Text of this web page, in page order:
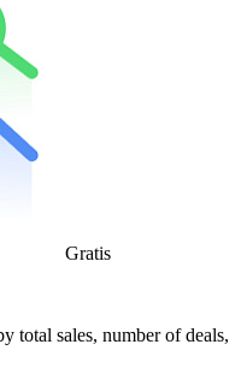
Gratis
total sales, number of deals,